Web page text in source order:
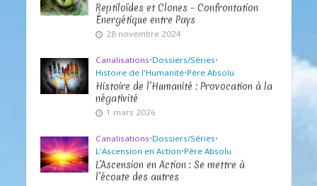
Reptiloïdes et Clones – Confrontation
Énergétique entre Pays
28 novembre 2024
Canalisations•Dossiers/Séries•
Histoire de l'Humanité•Père Absolu
Histoire de l’Humanité : Provocation à la
négativité
1 mars 2026
Canalisations•Dossiers/Séries•
L'Ascension en Action•Père Absolu
L’Ascension en Action : Se mettre à
l’écoute des autres